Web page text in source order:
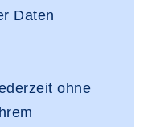
Daten
ohne